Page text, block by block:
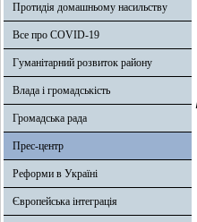
Протидія домашньому насильству
Все про COVID-19
Гуманітарний розвиток району
Влада і громадськість
Громадська рада
Прес-центр
Реформи в Україні
Європейська інтеграція